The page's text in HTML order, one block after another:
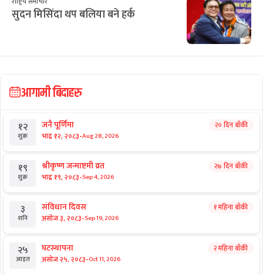
सुदन मिसिंदा थप बलिया बने हर्क
आगामी बिदाहरु
१२
शुक्र
जनै पूर्णिमा
भाद्र १२, २०८३-Aug 28, 2026
२० दिन बाँकी
१९
शुक्र
श्रीकृष्ण जन्माष्टमी व्रत
भाद्र १९, २०८३-Sep 4, 2026
२७ दिन बाँकी
३
शनि
संविधान दिवस
असोज ३, २०८३-Sep 19, 2026
१ महिना बाँकी
२५
आइत
घटस्थापना
असोज २५, २०८३-Oct 11, 2026
२ महिना बाँकी